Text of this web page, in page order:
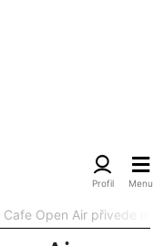
Cafe Open Air přivede do